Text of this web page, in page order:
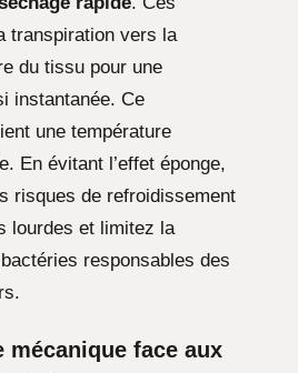
transpiration vers la
du tissu pour une
instantanée. Ce
une température
En évitant l’effet éponge,
risques de refroidissement
lourdes et limitez la
responsables des
mécanique face aux